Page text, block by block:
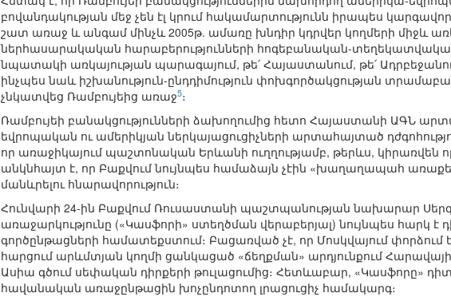
բովանդակության մեջ չեն էլ կրում հակամարտությունն իրապես
շատ առաջ և անգամ մինչև 2005թ. ամառը խնդիր կդրվեր կողմերի միջև
ներհասարակական հարաբերությունների հոգեբանական-
նպատակի առկայության պարագայում, թե՛ Հայաստանում, թե՛
ինչպես նաև իշխանություն-ընդդիմություն փոխգործակցության
չնկատվեց Ռամբույեից առաջ5։
Ռամբույեի բանակցությունների ձախողումից հետո Հայաստանի ԱԳՆ
եվրոպական ու ամերիկյան ներկայացուցիչների արտահայտած
որ առաջիկայում պաշտոնական Երևանի ուղղությամբ, թերևս, կիրառվեն
անկնհայտ է, որ Բաքվում նույնպես համաձայն չէին «խաղաղապահ
մանևրելու հնարավորություն։
Հունվարի 24-ին Բաքվում Ռուսաստանի պաշտպանության նախարար
առաջարկությունը («Կասֆորի» ստեղծման վերաբերյալ) նույնպես հարկ
գործընթացների համատեքստում։ Բացառված չէ, որ Մոսկվայում
հարցում արևմտյան կողմի ցանկացած «ճեղքման» արդյունքում
Ասիա գծում սեփական դիրքերի թուլացումից։ Հետևաբար, «Կասֆորը»
հավանական առաջընթացին խոչընդոտող լրացուցիչ համակարգ։